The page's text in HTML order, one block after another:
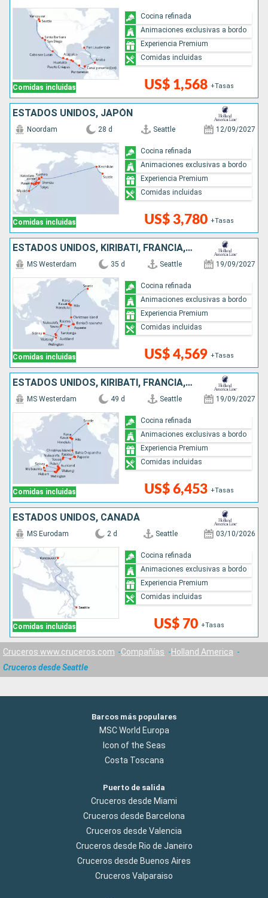
Comidas incluidas US$ 1,568 +Tasas
Cocina refinada
Animaciones exclusivas a bordo
Experiencia Premium
Comidas incluidas
ESTADOS UNIDOS, JAPÓN
Comidas incluidas
Noordam 28 d Seattle 12/09/2027
US$ 3,780 +Tasas
Cocina refinada
Animaciones exclusivas a bordo
Experiencia Premium
Comidas incluidas
ESTADOS UNIDOS, KIRIBATI, FRANCIA, ILES COOK, TONGA, NUEVA ZELANDA, AUSTRALIA
Comidas incluidas
MS Westerdam 35 d Seattle 19/09/2027
US$ 4,569 +Tasas
Cocina refinada
Animaciones exclusivas a bordo
Experiencia Premium
Comidas incluidas
ESTADOS UNIDOS, KIRIBATI, FRANCIA, ILES COOK, TONGA, AUSTRALIA, NUEVA ZELANDA
Comidas incluidas
MS Westerdam 49 d Seattle 19/09/2027
US$ 6,453 +Tasas
Cocina refinada
Animaciones exclusivas a bordo
Experiencia Premium
Comidas incluidas
ESTADOS UNIDOS, CANADÁ
Comidas incluidas
MS Eurodam 2 d Seattle 03/10/2026
US$ 70 +Tasas
Cocina refinada
Animaciones exclusivas a bordo
Experiencia Premium
Comidas incluidas
Cruceros www.cruceros.com Compañías
Holland America
Cruceros desde Seattle
Barcos más populares
MSC World Europa
Icon of the Seas
Costa Toscana
Puerto de salida
Cruceros desde Miami
Cruceros desde Barcelona
Cruceros desde Valencia
Cruceros desde Rio de Janeiro
Cruceros desde Buenos Aires
Cruceros Valparaiso